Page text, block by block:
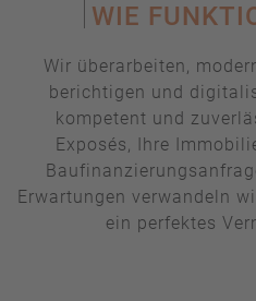
WIE
Wir überarbeiten,
berichtigen und
kompetent und
Exposés, Ihre
Erwartungen verwandeln
ein perfektes